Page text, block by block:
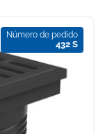
Número de pedido
432 S